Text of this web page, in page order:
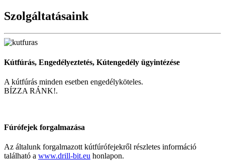
Szolgáltatásaink
Kútfúrás, Engedélyeztetés, Kútengedély ügyintézése
A kútfúrás minden esetben engedélyköteles.
BÍZZA RÁNK!.
Fúrófejek forgalmazása
Az általunk forgalmazott kútfúrófejekről részletes információ
található a www.drill-bit.eu honlapon.